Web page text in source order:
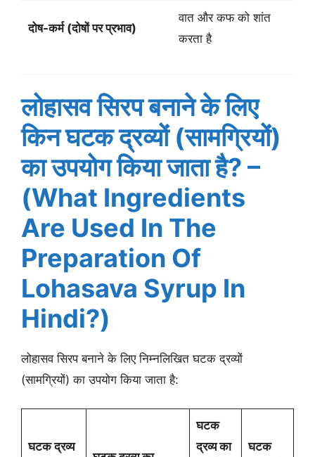
दोष-कर्म (दोषों पर प्रभाव)
वात और कफ को शांत
करता है
लोहासव सिरप बनाने के लिए
किन घटक द्रव्यों (सामग्रियों)
का उपयोग किया जाता है? –
(What Ingredients
Are Used In The
Preparation Of
Lohasava Syrup In
Hindi?)
लोहासव सिरप बनाने के लिए निम्नलिखित घटक द्रव्यों
(सामग्रियों) का उपयोग किया जाता है:
घटक द्रव्य
घटक
द्रव्य का
घटक